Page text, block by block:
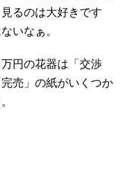
るのは大好きです
いなぁ。
円の花器は「交渉
売」の紙がいくつか